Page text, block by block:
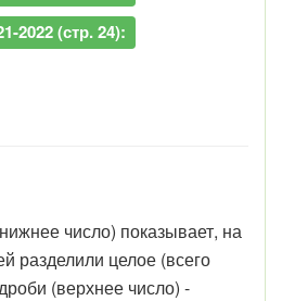
2022 (стр. 24):
число) показывает, на
разделили целое (всего
(верхнее число) -